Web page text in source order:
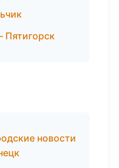
Пятигорск
новости